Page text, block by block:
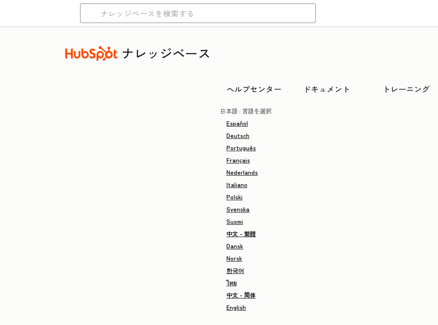
ナレッジベース
ヘルプセンター ドキュメント トレーニング
日本語 : 言語を選択
Español
Deutsch
Português
Français
Nederlands
Italiano
Polski
Svenska
Suomi
中文 - 繁體
Dansk
Norsk
한국어
ไทย
中文 - 简体
English